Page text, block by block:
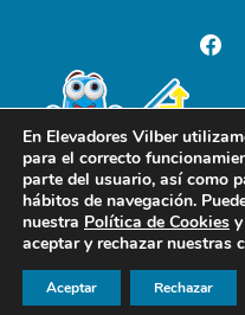
© Copyright -
En Elevadores Vilber
para el correcto
parte del usuario, así como
hábitos de navegación.
nuestra Política de Cookies
aceptar y rechazar nuestras
Aceptar Rechazar
Pide presupuesto